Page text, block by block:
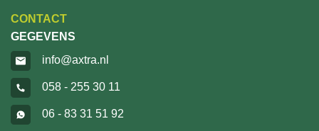
CONTACT
GEGEVENS
info@axtra.nl
058 - 255 30 11
06 - 83 31 51 92